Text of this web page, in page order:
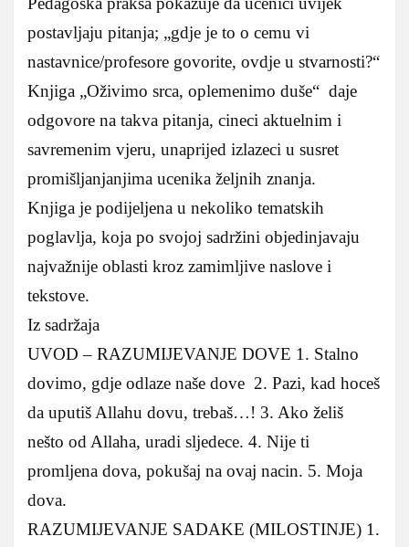
postavljaju pitanja; „gdje je to o cemu vi
nastavnice/profesore govorite, ovdje u stvarnosti?“
Knjiga „Oživimo srca, oplemenimo duše“ daje
odgovore na takva pitanja, cineci aktuelnim i
savremenim vjeru, unaprijed izlazeci u susret
promišljanjanjima ucenika željnih znanja.
Knjiga je podijeljena u nekoliko tematskih
poglavlja, koja po svojoj sadržini objedinjavaju
najvažnije oblasti kroz zamimljive naslove i
tekstove.
Iz sadržaja
UVOD – RAZUMIJEVANJE DOVE 1. Stalno
dovimo, gdje odlaze naše dove 2. Pazi, kad hoceš
da uputiš Allahu dovu, trebaš…! 3. Ako želiš
nešto od Allaha, uradi sljedece. 4. Nije ti
promljena dova, pokušaj na ovaj nacin. 5. Moja
dova.
RAZUMIJEVANJE SADAKE (MILOSTINJE) 1.